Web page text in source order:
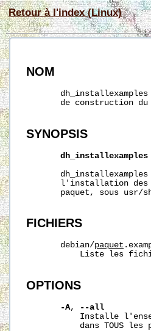
Retour à l'index (Linux)
NOM
de construction du
SYNOPSIS
dh_installexamples
l'installation
paquet, sous usr/
FICHIERS
       debian/
paquet
Liste les
OPTIONS
-A,
--all
Installe
dans TOUS les